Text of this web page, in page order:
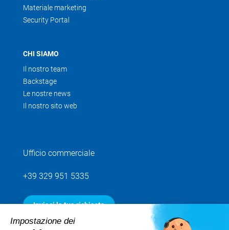
Materiale marketing
Security Portal
CHI SIAMO
Il nostro team
Backstage
Le nostre news
Il nostro sito web
Ufficio commerciale
+39 329 951 5335
Inviaci la tua richiesta
Impostazione dei